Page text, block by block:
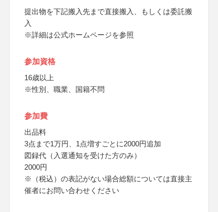
提出物を下記搬入先まで直接搬入、もしくは委託搬
入
※詳細は公式ホームページを参照
参加資格
16歳以上
※性別、職業、国籍不問
参加費
出品料
3点まで1万円、1点増すごとに2000円追加
図録代（入選通知を受けた方のみ）
2000円
※（税込）の表記がない場合総額については直接主
催者にお問い合わせください